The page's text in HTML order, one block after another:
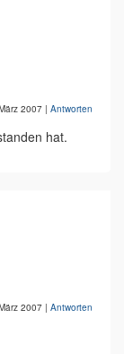
2007 | Antworten
hat.
2007 | Antworten